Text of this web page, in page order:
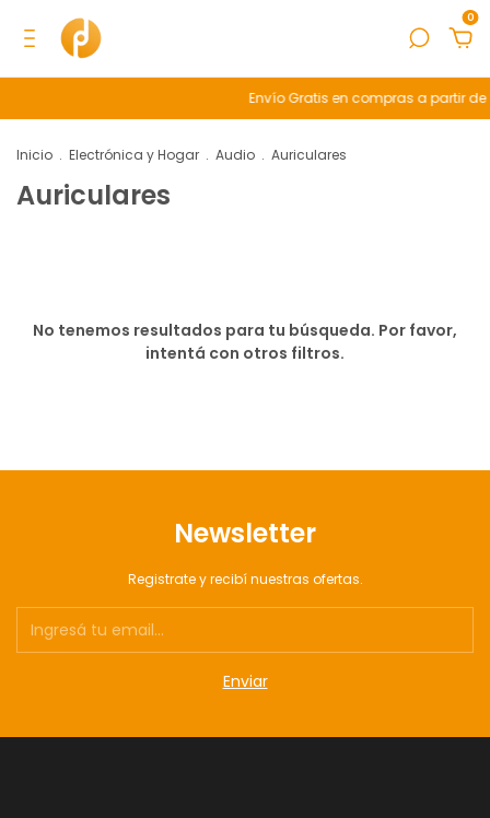
0
Envío Gratis en compras a partir
Inicio . Electrónica y Hogar . Audio . Auriculares
Auriculares
No tenemos resultados para tu búsqueda. Por favor,
intentá con otros filtros.
Newsletter
Registrate y recibí nuestras ofertas.